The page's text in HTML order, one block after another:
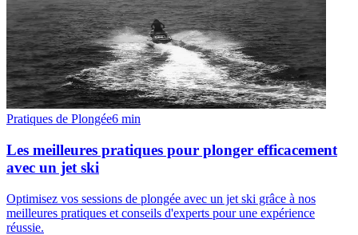
Pratiques de Plongée6 min
Les meilleures pratiques pour plonger efficacement
avec un jet ski
Optimisez vos sessions de plongée avec un jet ski grâce à nos
meilleures pratiques et conseils d'experts pour une expérience
réussie.